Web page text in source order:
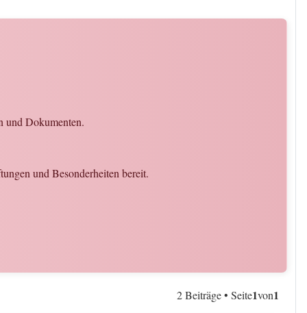
und Dokumenten.
und Besonderheiten bereit.
2 Beiträge • Seite1von1